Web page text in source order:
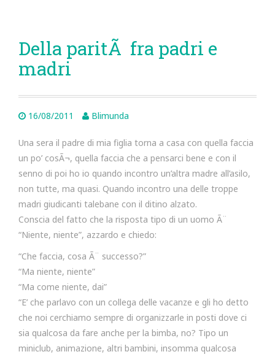
Della paritÃ fra padri e
madri
16/08/2011 Blimunda
Una sera il padre di mia figlia torna a casa con quella faccia
un po’ cosÃ¬, quella faccia che a pensarci bene e con il
senno di poi ho io quando incontro un’altra madre all’asilo,
non tutte, ma quasi. Quando incontro una delle troppe
madri giudicanti talebane con il ditino alzato.
Conscia del fatto che la risposta tipo di un uomo Ã¨
“Niente, niente”, azzardo e chiedo:
“Che faccia, cosa Ã¨ successo?”
“Ma niente, niente”
“Ma come niente, dai”
“E’ che parlavo con un collega delle vacanze e gli ho detto
che noi cerchiamo sempre di organizzarle in posti dove ci
sia qualcosa da fare anche per la bimba, no? Tipo un
miniclub, animazione, altri bambini, insomma qualcosa